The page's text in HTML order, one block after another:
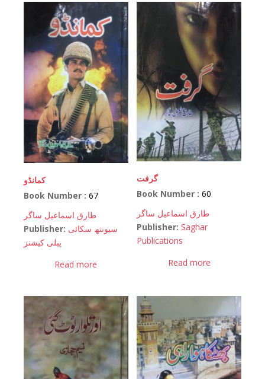
کمانڈو
Book Number : 67
طارق اسماعیل ساگر
Publisher: سیونتھ سکائی
پبلی کیشنز
Read more
گرفت
Book Number :60
طارق اسماعیل ساگر
Publisher: Saghar
Publications
Read more